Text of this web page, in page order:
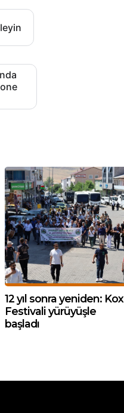
12 yıl sonra yeniden: Kox
Festivali yürüyüşle
başladı